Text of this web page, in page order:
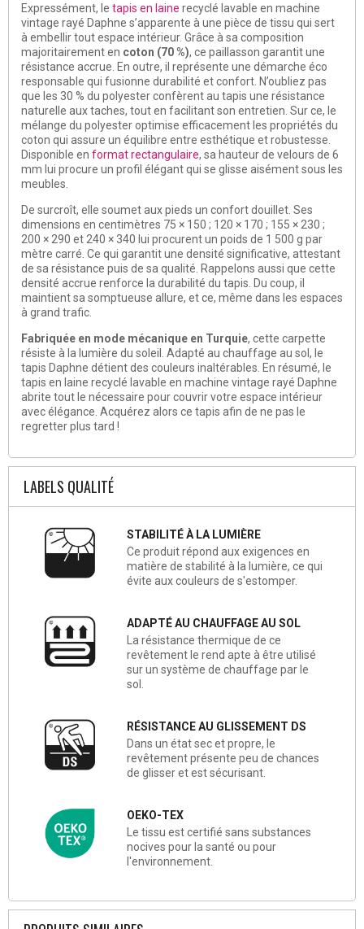
Expressément, le tapis en laine recyclé lavable en machine
vintage rayé Daphne s’apparente à une pièce de tissu qui sert
à embellir tout espace intérieur. Grâce à sa composition
majoritairement en coton (70 %), ce paillasson garantit une
résistance accrue. En outre, il représente une démarche éco
responsable qui fusionne durabilité et confort. N’oubliez pas
que les 30 % du polyester confèrent au tapis une résistance
naturelle aux taches, tout en facilitant son entretien. Sur ce, le
mélange du polyester optimise efficacement les propriétés du
coton qui assure un équilibre entre esthétique et robustesse.
Disponible en format rectangulaire, sa hauteur de velours de 6
mm lui procure un profil élégant qui se glisse aisément sous les
meubles.
De surcroît, elle soumet aux pieds un confort douillet. Ses
dimensions en centimètres 75 × 150 ; 120 × 170 ; 155 × 230 ;
200 × 290 et 240 × 340 lui procurent un poids de 1 500 g par
mètre carré. Ce qui garantit une densité significative, attestant
de sa résistance puis de sa qualité. Rappelons aussi que cette
densité accrue renforce la durabilité du tapis. Du coup, il
maintient sa somptueuse allure, et ce, même dans les espaces
à grand trafic.
Fabriquée en mode mécanique en Turquie, cette carpette
résiste à la lumière du soleil. Adapté au chauffage au sol, le
tapis Daphne détient des couleurs inaltérables. En résumé, le
tapis en laine recyclé lavable en machine vintage rayé Daphne
abrite tout le nécessaire pour couvrir votre espace intérieur
avec élégance. Acquérez alors ce tapis afin de ne pas le
regretter plus tard !
LABELS QUALITÉ
STABILITÉ À LA LUMIÈRE
Ce produit répond aux exigences en
matière de stabilité à la lumière, ce qui
évite aux couleurs de s'estomper.
ADAPTÉ AU CHAUFFAGE AU SOL
La résistance thermique de ce
revêtement le rend apte à être utilisé
sur un système de chauffage par le
sol.
RÉSISTANCE AU GLISSEMENT DS
Dans un état sec et propre, le
revêtement présente peu de chances
de glisser et est sécurisant.
OEKO-TEX
Le tissu est certifié sans substances
nocives pour la santé ou pour
l'environnement.